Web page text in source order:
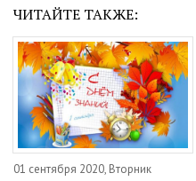
ЧИТАЙТЕ ТАКЖЕ:
01 сентября 2020, Вторник